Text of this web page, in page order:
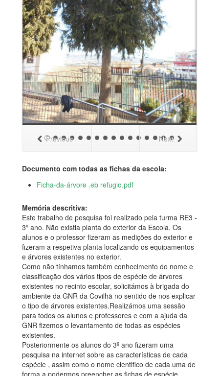
Next
Previous
Documento com todas as fichas da escola:
Ficha-da-árvore .eb refugio.pdf
Memória descritiva:
Este trabalho de pesquisa foi realizado pela turma RE3 -
3º ano. Não existia planta do exterior da Escola. Os
alunos e o professor fizeram as medições do exterior e
fizeram a respetiva planta localizando os equipamentos
e árvores existentes no exterior.
Como não tínhamos também conhecimento do nome e
classificação dos vários tipos de espécie de árvores
existentes no recinto escolar, solicitámos à brigada do
ambiente da GNR da Covilhã no sentido de nos explicar
o tipo de árvores existentes.Realizámos uma sessão
para todos os alunos e professores e com a ajuda da
GNR fizemos o levantamento de todas as espécies
existentes.
Posteriormente os alunos do 3º ano fizeram uma
pesquisa na internet sobre as características de cada
espécie , assim como o nome cientifico de cada uma de